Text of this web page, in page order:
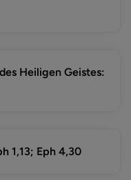
Heiligen Geistes:
1,13; Eph 4,30